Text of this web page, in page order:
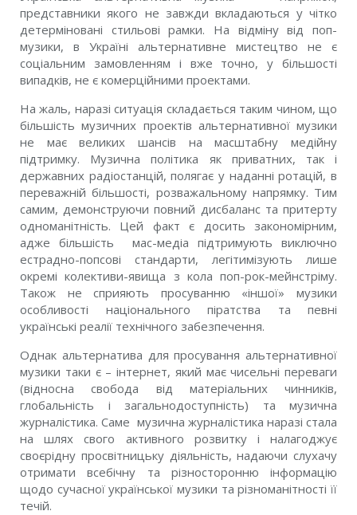
представники якого не завжди вкладаються у чітко
детерміновані стильові рамки. На відміну від поп-
музики, в Україні альтернативне мистецтво не є
соціальним замовленням і вже точно, у більшості
випадків, не є комерційними проектами.
На жаль, наразі ситуація складається таким чином, що
більшість музичних проектів альтернативної музики
не має великих шансів на масштабну медійну
підтримку. Музична політика як приватних, так і
державних радіостанцій, полягає у наданні ротацій, в
переважній більшості, розважальному напрямку. Тим
самим, демонструючи повний дисбаланс та притерту
одноманітність. Цей факт є досить закономірним,
адже більшість мас-медіа підтримують виключно
естрадно-попсові стандарти, легітимізують лише
окремі колективи-явища з кола поп-рок-мейнстріму.
Також не сприяють просуванню «іншої» музики
особливості національного піратства та певні
українські реалії технічного забезпечення.
Однак альтернатива для просування альтернативної
музики таки є – інтернет, який має чисельні переваги
(відносна свобода від матеріальних чинників,
глобальність і загальнодоступність) та музична
журналістика. Саме музична журналістика наразі стала
на шлях свого активного розвитку і налагоджує
своєрідну просвітницьку діяльність, надаючи слухачу
отримати всебічну та різносторонню інформацію
щодо сучасної української музики та різноманітності її
течій.